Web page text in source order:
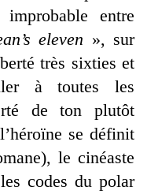
entre
eleven », sur
très sixties et
à toutes les
de ton plutôt
se définit
le cinéaste
codes du polar